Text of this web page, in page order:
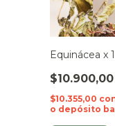
Equinácea x
$10.900,00
$10.355,00
o depósito